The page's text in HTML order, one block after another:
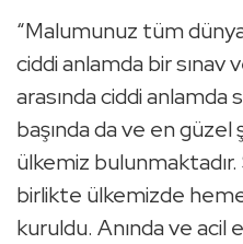
“Malumunuz tüm
ciddi anlamda bir sınav
arasında ciddi anlamda
başında da ve en güzel
ülkemiz bulunmaktadır.
birlikte ülkemizde
kuruldu. Anında ve acil